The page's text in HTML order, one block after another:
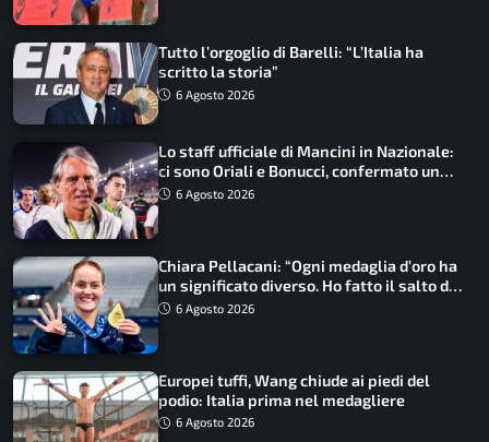
Tutto l’orgoglio di Barelli: “L’Italia ha
scritto la storia”
6 Agosto 2026
Lo staff ufficiale di Mancini in Nazionale:
ci sono Oriali e Bonucci, confermato un
ritorno
6 Agosto 2026
Chiara Pellacani: “Ogni medaglia d’oro ha
un significato diverso. Ho fatto il salto di
qualità”
6 Agosto 2026
Europei tuffi, Wang chiude ai piedi del
podio: Italia prima nel medagliere
6 Agosto 2026